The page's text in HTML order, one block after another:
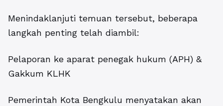
Menindaklanjuti temuan tersebut, beberapa
langkah penting telah diambil:
Pelaporan ke aparat penegak hukum (APH) &
Gakkum KLHK
Pemerintah Kota Bengkulu menyatakan akan